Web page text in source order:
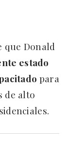
que Donald
estado
para
de alto